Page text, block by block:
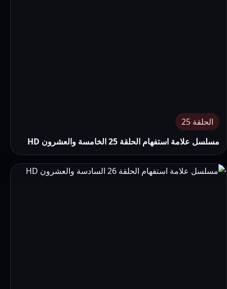
الحلقة 25
مسلسل علامة استفهام الحلقة 25 الخامسة والعشرون HD